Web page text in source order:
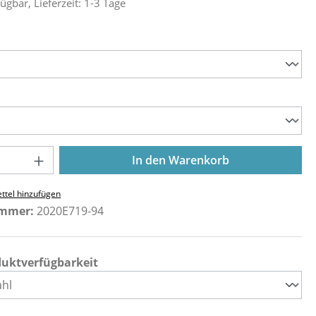
Anzahl: Gib den gewünschten Wert
In den Warenkorb
hinzufügen
2020E719-94